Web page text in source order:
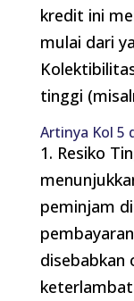
kredit ini
mulai dari
tinggi
Artinya Kol 5
1. Resiko
peminjam
disebabkan